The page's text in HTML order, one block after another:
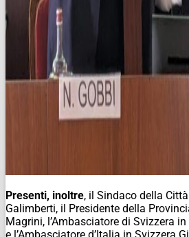
Presenti, inoltre, il Sindaco della
Galimberti, il Presidente della
Magrini, l’Ambasciatore di Svizzera
e l’Ambasciatore d’Italia in Svizzera